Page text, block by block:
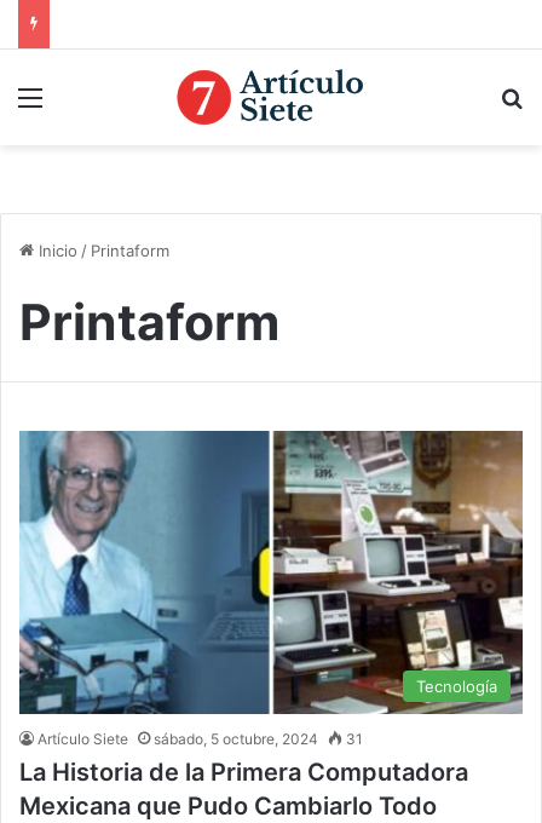
Inicio / Printaform
Printaform
Tecnología
Artículo Siete sábado, 5 octubre, 2024 31
La Historia de la Primera Computadora
Mexicana que Pudo Cambiarlo Todo